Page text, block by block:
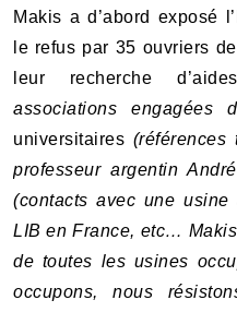
Makis a d’abord exposé
le refus par 35 ouvriers
leur recherche
associations engagées
universitaires
professeur argentin
(contacts avec une usine
LIB en France, etc…
de toutes les usines
occupons, nous